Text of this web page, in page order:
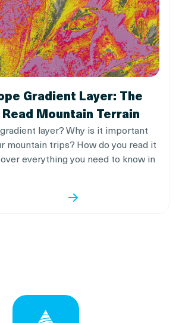
Gradient Layer: The
Mountain Terrain
layer? Why is it important
mountain trips? How do you read it
everything you need to know in